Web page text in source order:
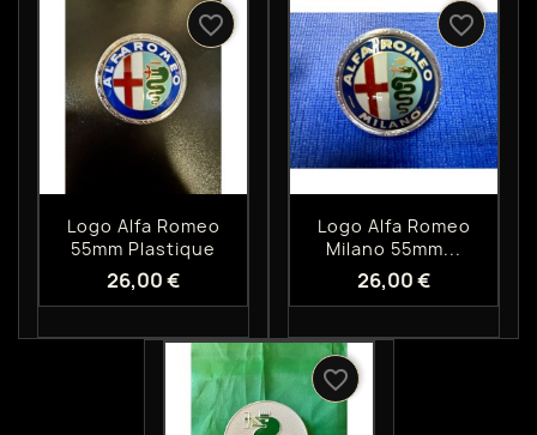
Aperçu rapide
Logo Alfa Romeo
55mm Plastique
26,00 €
favorite_border
Aperçu rapide
Logo Alfa Romeo
Milano 55mm...
26,00 €
favorite_border
favorite_border